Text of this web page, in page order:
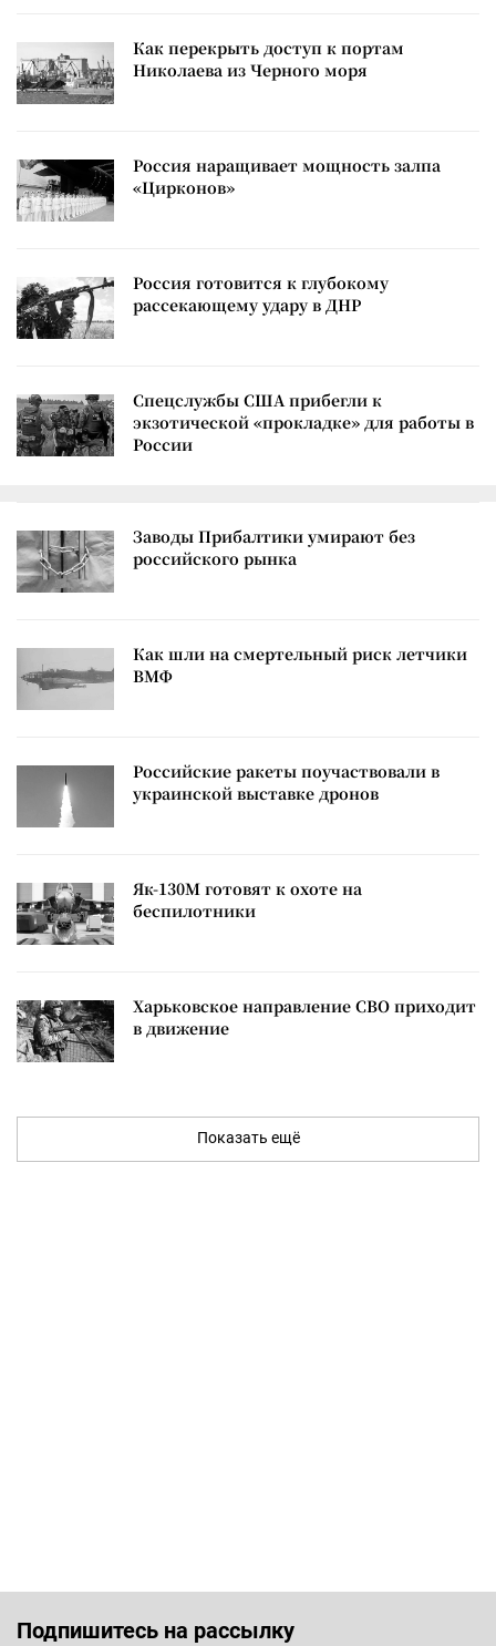
Как перекрыть доступ к портам
Николаева из Черного моря
Россия наращивает мощность залпа
«Цирконов»
Россия готовится к глубокому
рассекающему удару в ДНР
Спецслужбы США прибегли к
экзотической «прокладке» для работы в
России
Заводы Прибалтики умирают без
российского рынка
Как шли на смертельный риск летчики
ВМФ
Российские ракеты поучаствовали в
украинской выставке дронов
Як-130М готовят к охоте на
беспилотники
Харьковское направление СВО приходит
в движение
Показать ещё
Подпишитесь на рассылку